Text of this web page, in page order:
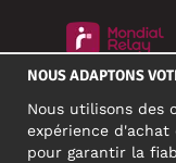
NOUS ADAPTONS
Nous utilisons des
expérience
pour garantir la